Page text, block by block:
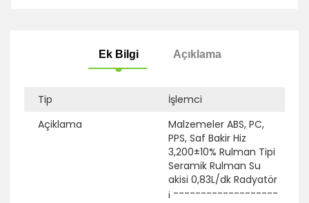
Açıklama
Tip
İşlemci
Açiklama
Malzemeler ABS, PC,
PPS, Saf Bakir Hiz
3,200±10% Rulman Tipi
Seramik Rulman Su
akisi 0,83L/dk Radyatör
¡ -------------------